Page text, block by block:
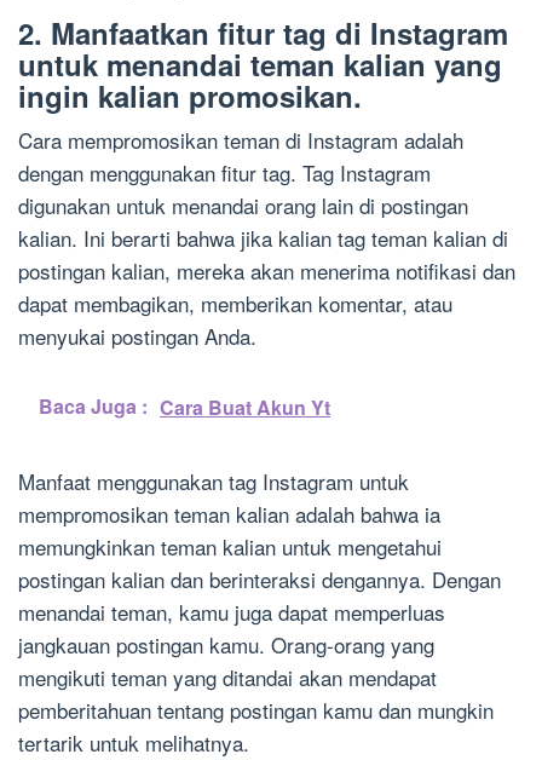
2. Manfaatkan fitur tag di Instagram
untuk menandai teman kalian yang
ingin kalian promosikan.
Cara mempromosikan teman di Instagram adalah
dengan menggunakan fitur tag. Tag Instagram
digunakan untuk menandai orang lain di postingan
kalian. Ini berarti bahwa jika kalian tag teman kalian di
postingan kalian, mereka akan menerima notifikasi dan
dapat membagikan, memberikan komentar, atau
menyukai postingan Anda.
Baca Juga : Cara Buat Akun Yt
Manfaat menggunakan tag Instagram untuk
mempromosikan teman kalian adalah bahwa ia
memungkinkan teman kalian untuk mengetahui
postingan kalian dan berinteraksi dengannya. Dengan
menandai teman, kamu juga dapat memperluas
jangkauan postingan kamu. Orang-orang yang
mengikuti teman yang ditandai akan mendapat
pemberitahuan tentang postingan kamu dan mungkin
tertarik untuk melihatnya.